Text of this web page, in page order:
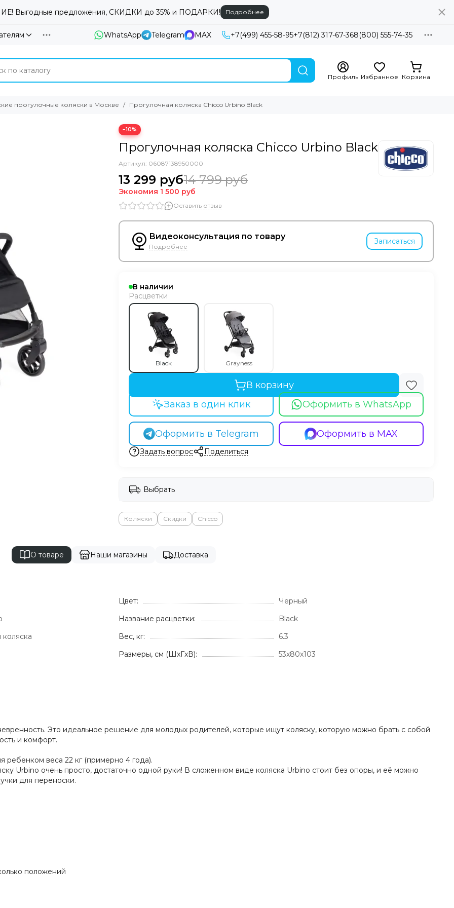
Выгодные предложения, СКИДКИ до 35% и ПОДАРКИ! Подробнее
WhatsApp Telegram MAX +7(499) 455-58-95+7(812) 317-67-368(800) 555-74-35
Профиль Избранное Корзина
прогулочные коляски в Москве Прогулочная коляска Chicco Urbino Black
−10%
Прогулочная коляска Chicco Urbino Black
Артикул: 06087138950000
13 299 руб14 799 руб
Экономия 1 500 руб
Оставить отзыв
Видеоконсультация по товару
Подробнее
Записаться
В наличии
Расцветки
Black Grayness
В корзину
Оформить в WhatsApp
Оформить в Telegram Оформить в MAX
Заказ в один клик
Задать вопрос Поделиться
Выбрать
Коляски Скидки Chicco
О товаре Наши магазины Доставка
Цвет:
Черный
Название расцветки:
Black
Вес, кг:
6.3
Размеры, см (ШxГxВ):
53x80x103
Это идеальное решение для молодых родителей, которые ищут коляску, которую можно брать с собой
и комфорт.
веса 22 кг (примерно 4 года).
Urbino очень просто, достаточно одной руки! В сложенном виде коляска Urbino стоит без опоры, и её можно
для переноски.
положений